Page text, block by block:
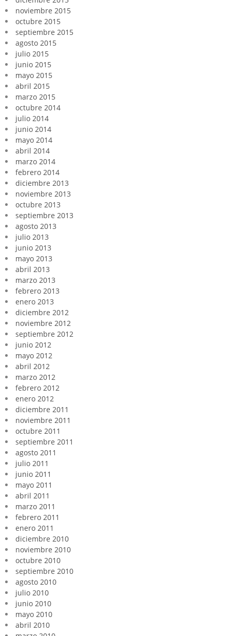
noviembre 2015
octubre 2015
septiembre 2015
agosto 2015
julio 2015
junio 2015
mayo 2015
abril 2015
marzo 2015
octubre 2014
julio 2014
junio 2014
mayo 2014
abril 2014
marzo 2014
febrero 2014
diciembre 2013
noviembre 2013
octubre 2013
septiembre 2013
agosto 2013
julio 2013
junio 2013
mayo 2013
abril 2013
marzo 2013
febrero 2013
enero 2013
diciembre 2012
noviembre 2012
septiembre 2012
junio 2012
mayo 2012
abril 2012
marzo 2012
febrero 2012
enero 2012
diciembre 2011
noviembre 2011
octubre 2011
septiembre 2011
agosto 2011
julio 2011
junio 2011
mayo 2011
abril 2011
marzo 2011
febrero 2011
enero 2011
diciembre 2010
noviembre 2010
octubre 2010
septiembre 2010
agosto 2010
julio 2010
junio 2010
mayo 2010
abril 2010